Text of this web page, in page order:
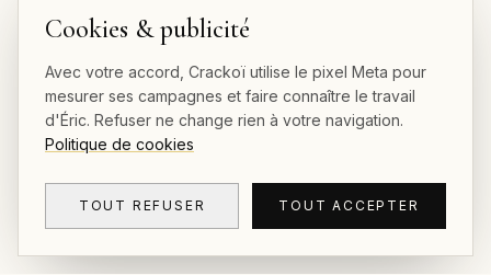
Cookies & publicité
Avec votre accord, Crackoï utilise le pixel Meta pour
mesurer ses campagnes et faire connaître le travail
d'Éric. Refuser ne change rien à votre navigation.
Politique de cookies
TOUT REFUSER TOUT ACCEPTER